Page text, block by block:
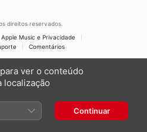
direitos reservados.
Apple Music e Privacidade
Comentários
ver o conteúdo
localização
Continuar